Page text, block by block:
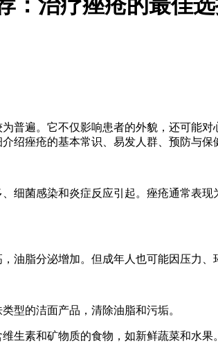
：治疗痤疮的最佳
普遍。它不仅影响患者的外貌，还可能
绍痤疮的基本常识、易发人群、预防与
细菌感染和炎症反应引起。痤疮通常表
油脂分泌增加。但成年人也可能因压力
型的洁面产品，清除油脂和污垢。
生素和矿物质的食物，如新鲜蔬菜和水果。